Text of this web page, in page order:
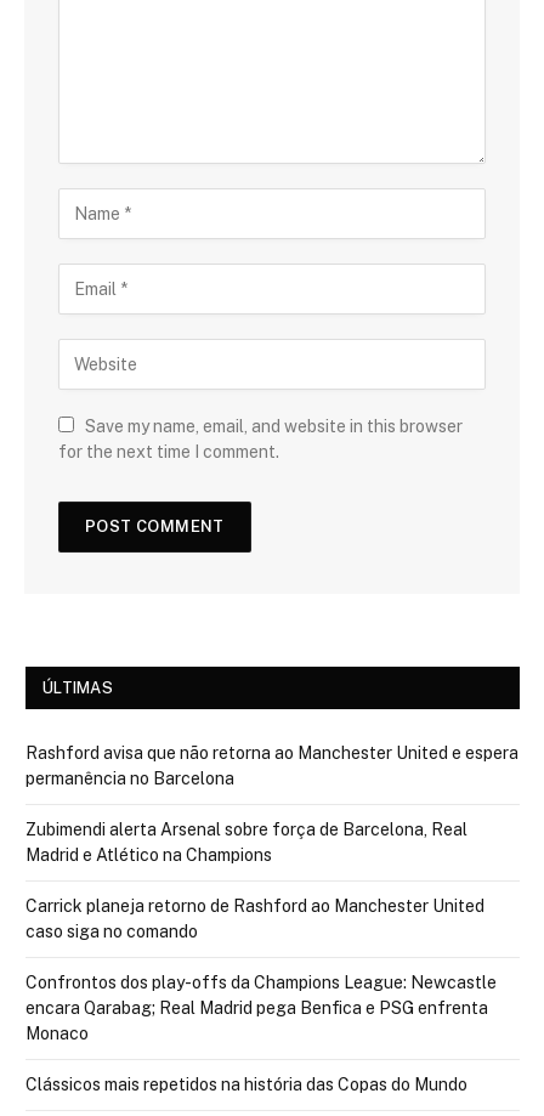
Save my name, email, and website in this browser
for the next time I comment.
ÚLTIMAS
Rashford avisa que não retorna ao Manchester United e espera
permanência no Barcelona
Zubimendi alerta Arsenal sobre força de Barcelona, Real
Madrid e Atlético na Champions
Carrick planeja retorno de Rashford ao Manchester United
caso siga no comando
Confrontos dos play-offs da Champions League: Newcastle
encara Qarabag; Real Madrid pega Benfica e PSG enfrenta
Monaco
Clássicos mais repetidos na história das Copas do Mundo